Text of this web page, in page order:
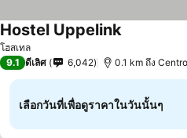
โฮสเทล
Hostel Uppelink
9.1 ดีเลิศ 6,042 0.1 km ถึง
เลือกวันที่เพื่อดูราคาในวันนั้นๆ